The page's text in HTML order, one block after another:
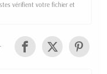
vérifient votre fichier et